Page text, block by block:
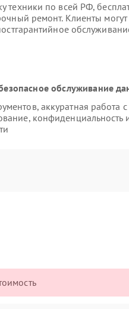
техники по всей РФ,
ремонт. Клиенты могут
обслуживание
аккуратная работа с
конфиденциальность